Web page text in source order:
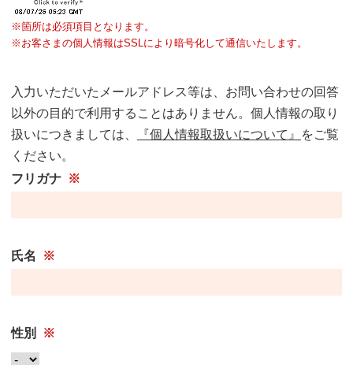
※箇所は必須項目となります。
※お客さまの個人情報はSSLにより暗号化して通信いたします。
入力いただいたメールアドレス等は、お問い合わせの回答
以外の目的で利用することはありません。個人情報の取り
扱いにつきましては、
『個人情報取扱いについて』
をご覧
ください。
フリガナ ※
氏名 ※
性別 ※